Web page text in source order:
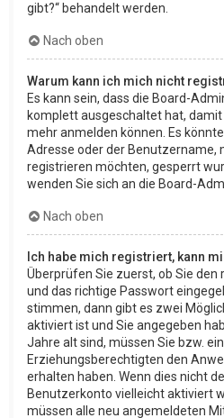
gibt?“ behandelt werden.
Nach oben
Warum kann ich mich nicht
Es kann sein, dass die Board-
komplett ausgeschaltet hat,
mehr anmelden können. Es
Adresse oder der Benutzername,
registrieren möchten, gesperrt
wenden Sie sich an die Board-
Nach oben
Ich habe mich registriert, kann
Überprüfen Sie zuerst, ob Sie
und das richtige Passwort
stimmen, dann gibt es zwei
aktiviert ist und Sie angegeben
Jahre alt sind, müssen Sie bzw.
Erziehungsberechtigten den
erhalten haben. Wenn dies nicht
Benutzerkonto vielleicht aktiviert
müssen alle neu angemeldeten